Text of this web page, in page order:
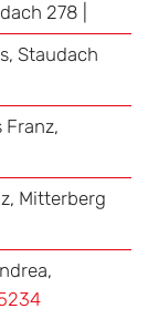
278 |
Staudach
Franz,
Mitterberg